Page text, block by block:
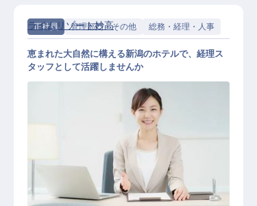
正社員 管理部門・その他 総務・経理・人事
ライムリゾート妙高
恵まれた大自然に構える新潟のホテルで、経理ス
タッフとして活躍しませんか